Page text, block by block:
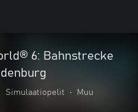
6: Bahnstrecke
Simulaatiopelit • Muu